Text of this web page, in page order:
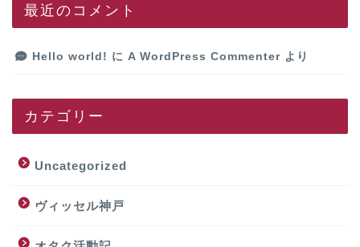
最近のコメント
Hello world! に A WordPress Commenter より
カテゴリー
Uncategorized
ヴィッセル神戸